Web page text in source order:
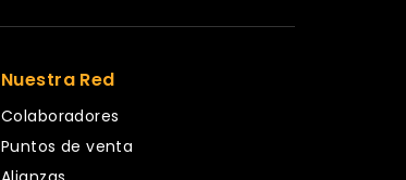
Nuestra Red
Colaboradores
Puntos de venta